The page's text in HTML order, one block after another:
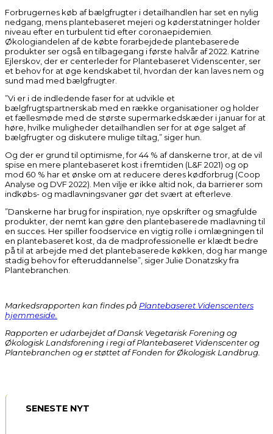
Forbrugernes køb af bælgfrugter i detailhandlen har set en nylig
nedgang, mens plantebaseret mejeri og køderstatninger holder
niveau efter en turbulent tid efter coronaepidemien.
Økologiandelen af de købte forarbejdede plantebaserede
produkter ser også en tilbagegang i første halvår af 2022. Katrine
Ejlerskov, der er centerleder for Plantebaseret Videnscenter, ser
et behov for at øge kendskabet til, hvordan der kan laves nem og
sund mad med bælgfrugter.
”Vi er i de indledende faser for at udvikle et
bælgfrugtspartnerskab med en række organisationer og holder
et fællesmøde med de største supermarkedskæder i januar for at
høre, hvilke muligheder detailhandlen ser for at øge salget af
bælgfrugter og diskutere mulige tiltag,” siger hun.
Og der er grund til optimisme, for 44 % af danskerne tror, at de vil
spise en mere plantebaseret kost i fremtiden (L&F 2021) og op
mod 60 % har et ønske om at reducere deres kødforbrug (Coop
Analyse og DVF 2022). Men vilje er ikke altid nok, da barrierer som
indkøbs- og madlavningsvaner gør det svært at efterleve.
”Danskerne har brug for inspiration, nye opskrifter og smagfulde
produkter, der nemt kan gøre den plantebaserede madlavning til
en succes. Her spiller foodservice en vigtig rolle i omlægningen til
en plantebaseret kost, da de madprofessionelle er klædt bedre
på til at arbejde med det plantebaserede køkken, dog har mange
stadig behov for efteruddannelse”, siger Julie Donatzsky fra
Plantebranchen.
Markedsrapporten kan findes på Plantebaseret Videnscenters
hjemmeside.
Rapporten er udarbejdet af Dansk Vegetarisk Forening og
Økologisk Landsforening i regi af Plantebaseret Videnscenter og
Plantebranchen og er støttet af Fonden for Økologisk Landbrug.
SENESTE NYT